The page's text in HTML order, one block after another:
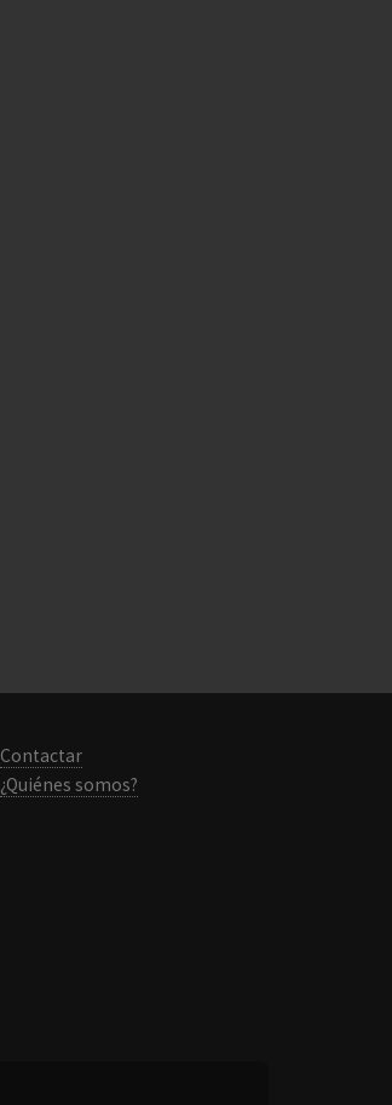
Contactar
¿Quiénes somos?